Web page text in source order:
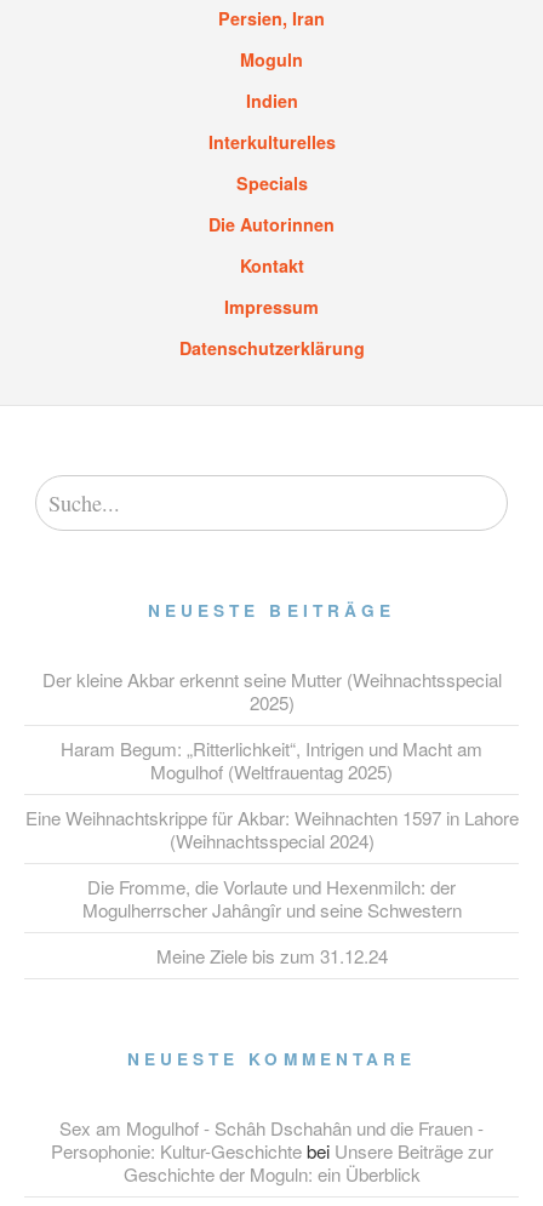
Persien, Iran
Moguln
Indien
Interkulturelles
Specials
Die Autorinnen
Kontakt
Impressum
Datenschutzerklärung
NEUESTE BEITRÄGE
Der kleine Akbar erkennt seine Mutter (Weihnachtsspecial
2025)
Haram Begum: „Ritterlichkeit“, Intrigen und Macht am
Mogulhof (Weltfrauentag 2025)
Eine Weihnachtskrippe für Akbar: Weihnachten 1597 in Lahore
(Weihnachtsspecial 2024)
Die Fromme, die Vorlaute und Hexenmilch: der
Mogulherrscher Jahângîr und seine Schwestern
Meine Ziele bis zum 31.12.24
NEUESTE KOMMENTARE
Sex am Mogulhof - Schâh Dschahân und die Frauen -
Persophonie: Kultur-Geschichtebei Unsere Beiträge zur
Geschichte der Moguln: ein Überblick